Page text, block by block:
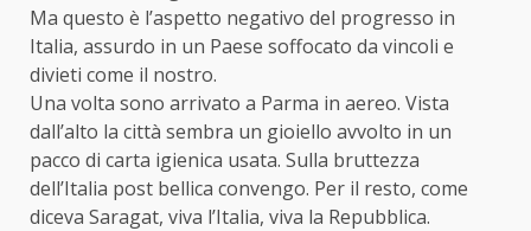
Ma questo è l’aspetto negativo del progresso in
Italia, assurdo in un Paese soffocato da vincoli e
divieti come il nostro.
Una volta sono arrivato a Parma in aereo. Vista
dall’alto la città sembra un gioiello avvolto in un
pacco di carta igienica usata. Sulla bruttezza
dell’Italia post bellica convengo. Per il resto, come
diceva Saragat, viva l’Italia, viva la Repubblica.